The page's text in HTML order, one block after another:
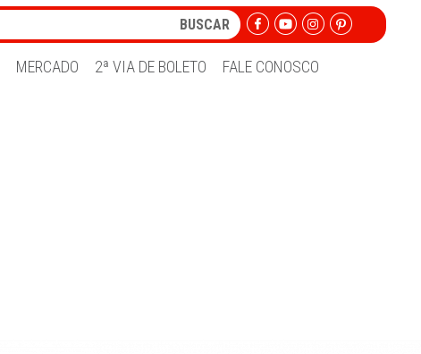
MERCADO 2ª VIA DE BOLETO FALE CONOSCO